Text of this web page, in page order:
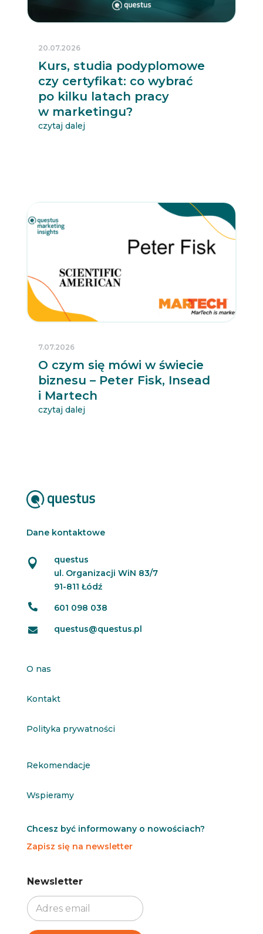
Kurs, studia podyplomowe
czy certyfikat: co wybrać
po kilku latach pracy
w marketingu?
20.07.2026
czytaj dalej
O czym się mówi w świecie
biznesu – Peter Fisk, Insead
i Martech
7.07.2026
czytaj dalej
Dane kontaktowe

questus
ul. Organizacji WiN 83/7
91-811 Łódź
 601 098 038
 questus@questus.pl
O nas
Kontakt
Polityka prywatności
Rekomendacje
Wspieramy
Chcesz być informowany o nowościach?
Zapisz się na newsletter
e
w
s
l
e
w
s
l
Newsletter